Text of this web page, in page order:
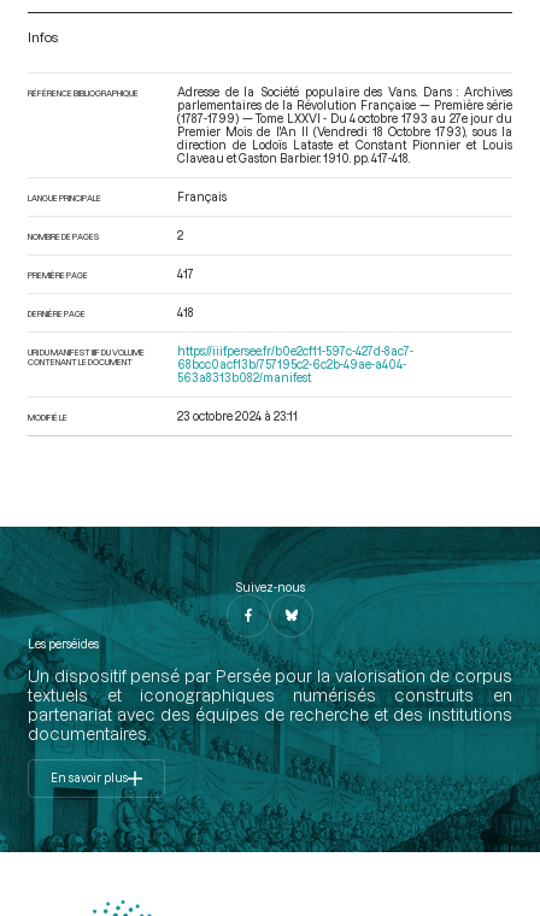
Infos
RÉFÉRENCE BIBLIOGRAPHIQUE
Adresse de la Société populaire des Vans. Dans : Archives
parlementaires de la Révolution Française — Première série
(1787-1799) — Tome LXXVI - Du 4 octobre 1793 au 27e jour du
Premier Mois de l'An II (Vendredi 18 Octobre 1793) , sous la
direction de Lodoïs Lataste et Constant Pionnier et Louis
Claveau et Gaston Barbier. 1910. pp. 417-418.
LANGUE PRINCIPALE Français
NOMBRE DE PAGES 2
PREMIÈRE PAGE 417
DERNIÈRE PAGE 418
URI DU MANIFEST IIIF DU VOLUME
CONTENANT LE DOCUMENT
https://iiif.persee.fr/b0e2cf11-597c-427d-8ac7-
68bcc0acf13b/757195c2-6c2b-49ae-a404-
563a8313b082/manifest
MODIFIÉ LE 23 octobre 2024 à 23:11
Suivez-nous
Les perséides
Un dispositif pensé par Persée pour la valorisation de corpus
textuels et iconographiques numérisés construits en
partenariat avec des équipes de recherche et des institutions
documentaires.
En savoir plus